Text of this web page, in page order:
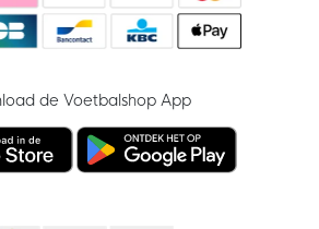
de Voetbalshop App